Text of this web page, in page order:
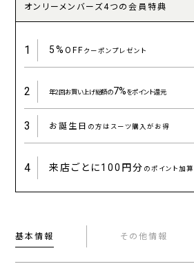
オンリーメンバーズ4つの会員特典
1 5%OFFクーポンプレゼント
2 年2回お買い上げ総額の7%をポイント還元
3 お誕生日 の方はスーツ購入がお得
4 来店ごとに100円分 のポイント加
基本情報 その他情報